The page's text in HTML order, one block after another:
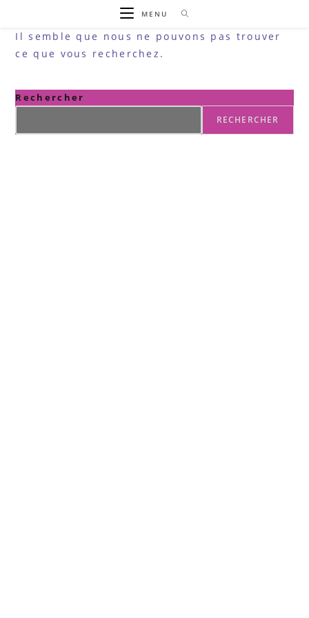
content
MENU
Il semble que nous ne pouvons pas trouver
ce que vous recherchez.
Rechercher
RECHERCHER